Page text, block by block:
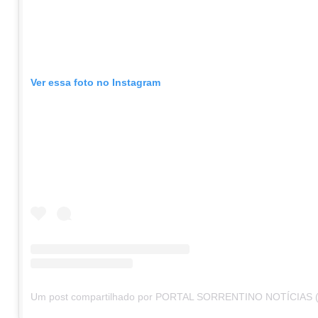
Ver essa foto no Instagram